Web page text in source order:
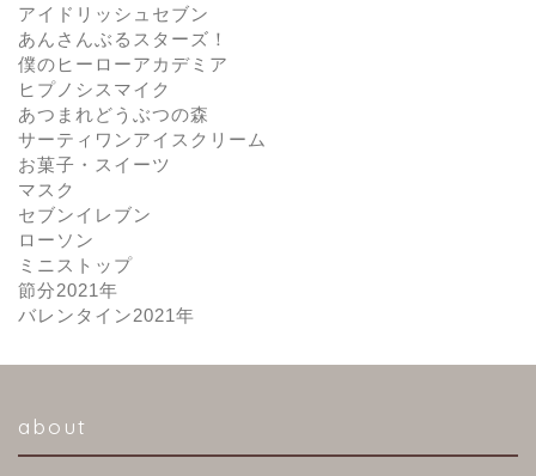
アイドリッシュセブン
あんさんぶるスターズ！
僕のヒーローアカデミア
ヒプノシスマイク
あつまれどうぶつの森
サーティワンアイスクリーム
お菓子・スイーツ
マスク
セブンイレブン
ローソン
ミニストップ
節分2021年
バレンタイン2021年
about